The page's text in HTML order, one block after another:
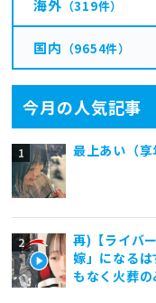
海外 （319件）
国内 （9654件）
今月の人気記事
最上あい（
再)【ライバ
嫁」になる
もなく火葬の